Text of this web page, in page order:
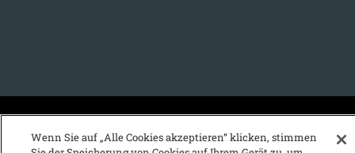
Wenn Sie auf „Alle Cookies akzeptieren“ klicken, stimmen